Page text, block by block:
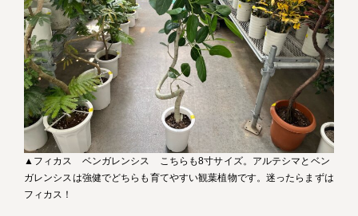
▲フィカス ベンガレンシス こちらも8寸サイズ。アルテシマとベン
ガレンシスは強健でどちらも育てやすい観葉植物です。迷ったらまずは
フィカス！